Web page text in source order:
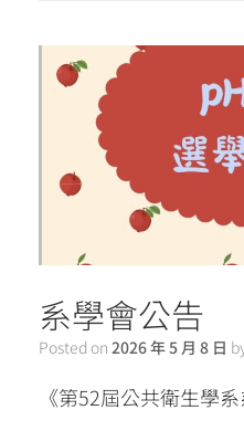
系學會公告
Posted on 2026 年 5 月 8 日
《第52屆公共衛生學